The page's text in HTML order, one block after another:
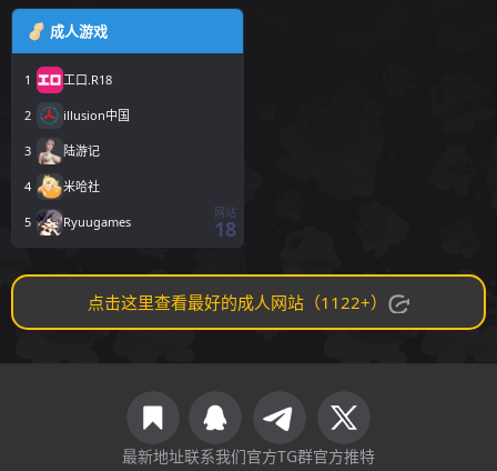
成人游戏
1 工口.R18
2 illusion中国
3 陆游记
4 米哈社
5 Ryuugames
网站
18
点击这里查看最好的成人网站（1122+）
最新地址联系我们官方TG群官方推特